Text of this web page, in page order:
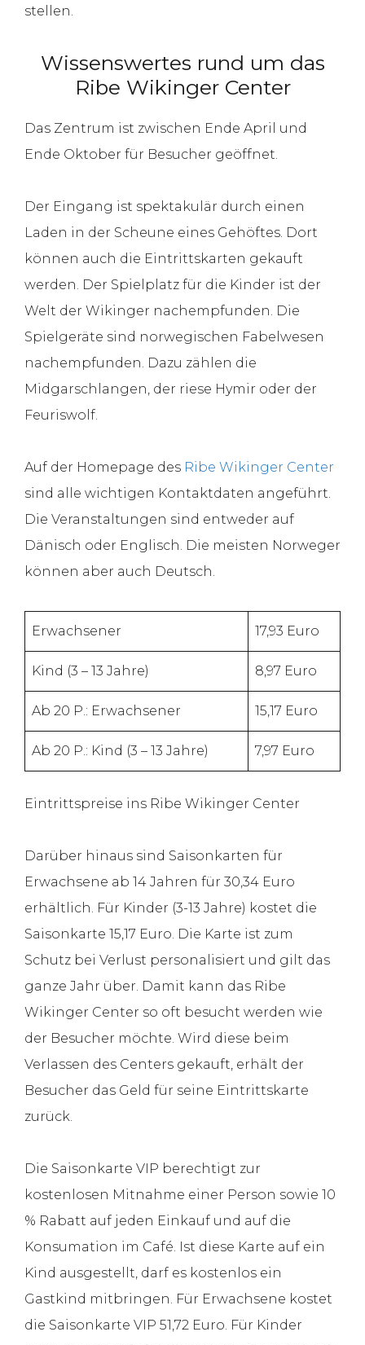
stellen.
Wissenswertes rund um das
Ribe Wikinger Center
Das Zentrum ist zwischen Ende April und
Ende Oktober für Besucher geöffnet.
Der Eingang ist spektakulär durch einen
Laden in der Scheune eines Gehöftes. Dort
können auch die Eintrittskarten gekauft
werden. Der Spielplatz für die Kinder ist der
Welt der Wikinger nachempfunden. Die
Spielgeräte sind norwegischen Fabelwesen
nachempfunden. Dazu zählen die
Midgarschlangen, der riese Hymir oder der
Feuriswolf.
Auf der Homepage des Ribe Wikinger Center
sind alle wichtigen Kontaktdaten angeführt.
Die Veranstaltungen sind entweder auf
Dänisch oder Englisch. Die meisten Norweger
können aber auch Deutsch.
Erwachsener 17,93 Euro
Kind (3 – 13 Jahre) 8,97 Euro
Ab 20 P.: Erwachsener 15,17 Euro
Ab 20 P.: Kind (3 – 13 Jahre) 7,97 Euro
Eintrittspreise ins Ribe Wikinger Center
Darüber hinaus sind Saisonkarten für
Erwachsene ab 14 Jahren für 30,34 Euro
erhältlich. Für Kinder (3-13 Jahre) kostet die
Saisonkarte 15,17 Euro. Die Karte ist zum
Schutz bei Verlust personalisiert und gilt das
ganze Jahr über. Damit kann das Ribe
Wikinger Center so oft besucht werden wie
der Besucher möchte. Wird diese beim
Verlassen des Centers gekauft, erhält der
Besucher das Geld für seine Eintrittskarte
zurück.
Die Saisonkarte VIP berechtigt zur
kostenlosen Mitnahme einer Person sowie 10
% Rabatt auf jeden Einkauf und auf die
Konsumation im Café. Ist diese Karte auf ein
Kind ausgestellt, darf es kostenlos ein
Gastkind mitbringen. Für Erwachsene kostet
die Saisonkarte VIP 51,72 Euro. Für Kinder